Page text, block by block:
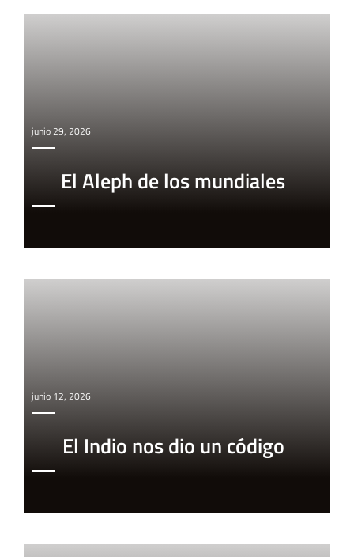
junio 29, 2026
El Aleph de los mundiales
junio 12, 2026
El Indio nos dio un código